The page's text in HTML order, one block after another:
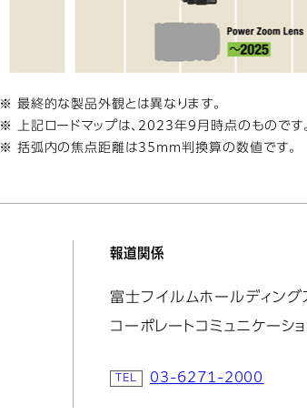
※ 最終的な製品外観とは異なります。
※ 上記ロードマップは、2023年9月時点のものです
※ 括弧内の焦点距離は35mm判換算の数値です。
報道関係
富士フイルムホールディング
コーポレートコミュニケーシ
03-6271-2000